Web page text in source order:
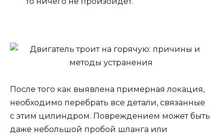
После того как выявлена примерная локация,
необходимо перебрать все детали, связанные
с этим цилиндром. Повреждением может быть
даже небольшой пробой шланга или